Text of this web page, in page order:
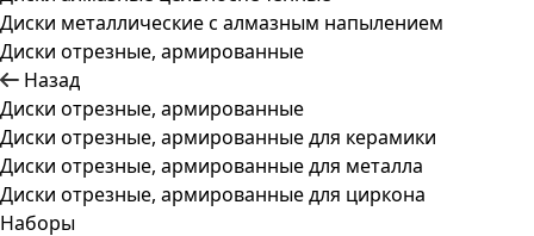
Диски металлические с алмазным напылением
Диски отрезные, армированные
Назад
Диски отрезные, армированные
Диски отрезные, армированные для керамики
Диски отрезные, армированные для металла
Диски отрезные, армированные для циркона
Наборы